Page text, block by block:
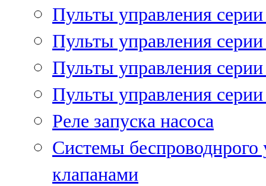
Пульты управления
Пульты управления
Пульты управления
Пульты управления
Реле запуска насоса
Системы
клапанами